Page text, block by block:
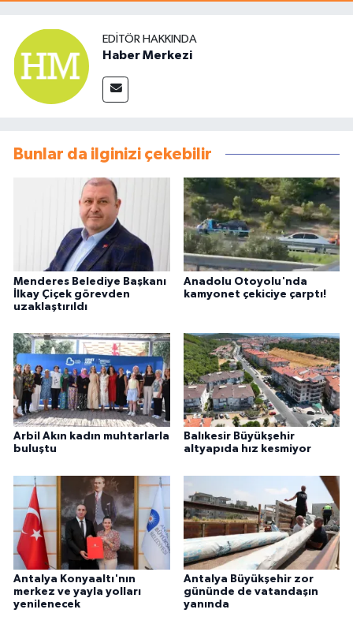
EDITÖR HAKKINDA
Haber Merkezi
Bunlar da ilginizi çekebilir
Menderes Belediye Başkanı
İlkay Çiçek görevden
uzaklaştırıldı
Anadolu Otoyolu'nda
kamyonet çekiciye çarptı!
Arbil Akın kadın muhtarlarla
buluştu
Balıkesir Büyükşehir
altyapıda hız kesmiyor
Antalya Konyaaltı'nın
merkez ve yayla yolları
yenilenecek
Antalya Büyükşehir zor
gününde de vatandaşın
yanında